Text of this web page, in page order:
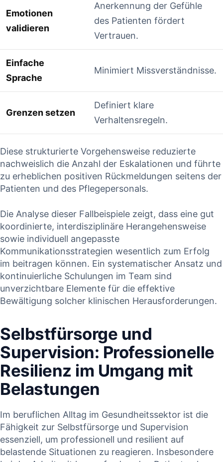
Emotionen
‍validieren
Anerkennung der ⁢Gefühle
⁢des ‍Patienten‍ fördert‌
Vertrauen.
Einfache
Sprache
Minimiert‌ Missverständnisse.
Grenzen setzen
Definiert ​klare
Verhaltensregeln.
Diese strukturierte Vorgehensweise reduzierte
nachweislich ⁢die Anzahl der Eskalationen und führte
zu erheblichen positiven Rückmeldungen seitens der
Patienten und des Pflegepersonals.
Die Analyse dieser Fallbeispiele zeigt, dass eine⁢ gut
koordinierte, interdisziplinäre Herangehensweise
⁢sowie individuell angepasste
‍Kommunikationsstrategien wesentlich zum ⁤Erfolg‌
im beitragen können. Ein systematischer Ansatz und
kontinuierliche Schulungen im Team sind
unverzichtbare Elemente ‍für​ die effektive
⁢Bewältigung solcher klinischen Herausforderungen.
Selbstfürsorge und
Supervision: Professionelle
Resilienz im Umgang mit
Belastungen
Im beruflichen⁣ Alltag im Gesundheitssektor ‍ist ⁣die
Fähigkeit zur Selbstfürsorge und⁢ Supervision​
essenziell,⁢ um professionell und‍ resilient auf
⁣belastende Situationen zu reagieren. Insbesondere